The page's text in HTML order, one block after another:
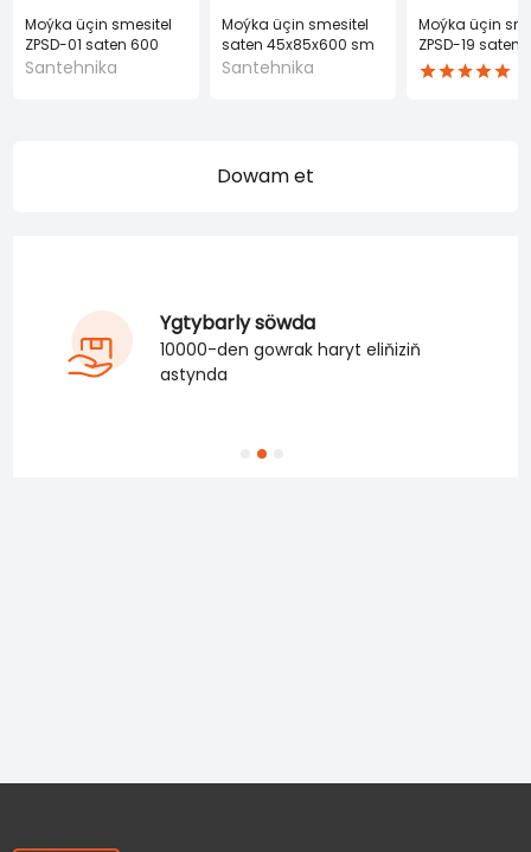
Moýka üçin smesitel
ZPSD-01 saten 600
mm
Santehnika
Moýka üçin smesitel
saten 45x85x600 sm
Santehnika
Moýka üçin
ZPSD-19 saten
mm
Dowam et
Ygtybarly söwda
10000-den gowrak haryt eliňiziň
astynda